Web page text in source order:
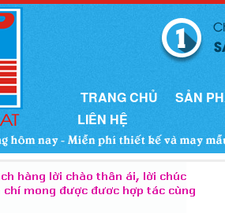
TRANG CHỦ
SẢN
LIÊN HỆ